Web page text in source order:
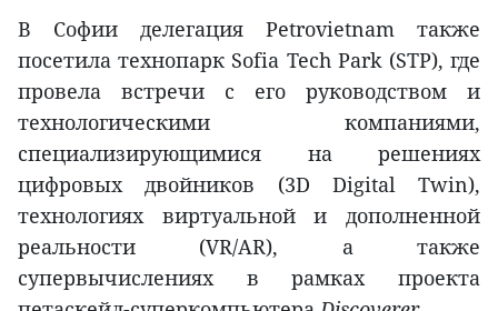
В Софии делегация Petrovietnam также
посетила технопарк Sofia Tech Park (STP), где
провела встречи с его руководством и
технологическими компаниями,
специализирующимися на решениях
цифровых двойников (3D Digital Twin),
технологиях виртуальной и дополненной
реальности (VR/AR), а также
супервычислениях в рамках проекта